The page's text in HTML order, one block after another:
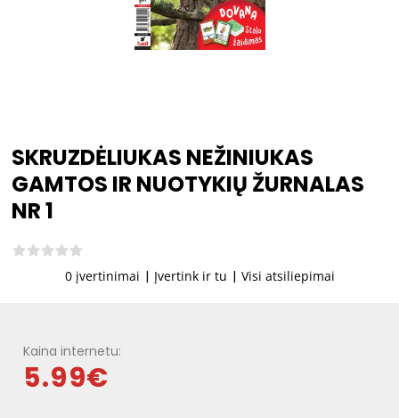
SKRUZDĖLIUKAS NEŽINIUKAS
GAMTOS IR NUOTYKIŲ ŽURNALAS
NR 1
0 įvertinimai | Įvertink ir tu | Visi atsiliepimai
Kaina internetu:
5.99€